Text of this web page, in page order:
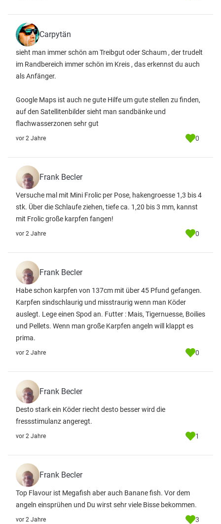
Carpytän
sieht man immer schön am Treibgut oder Schaum , der trudelt
im Randbereich immer schön im Kreis , das erkennst du auch
als Anfänger.
Google Maps ist auch ne gute Hilfe um gute stellen zu finden,
auf den Satellitenbilder sieht man sandbänke und
flachwasserzonen sehr gut
vor 2 Jahre 0
Frank Becler
Versuche mal mit Mini Frolic per Pose, hakengroesse 1,3 bis 4
stk. Über die Schlaufe ziehen, tiefe ca. 1,20 bis 3 mm, kannst
mit Frolic große karpfen fangen!
vor 2 Jahre 0
Frank Becler
Habe schon karpfen von 137cm mit über 45 Pfund gefangen.
Karpfen sindschlaurig und misstraurig wenn man Köder
auslegt. Lege einen Spod an. Futter : Mais, Tigernuesse, Boilies
und Pellets. Wenn man große Karpfen angeln will klappt es
prima.
vor 2 Jahre 0
Frank Becler
Desto stark ein Köder riecht desto besser wird die
fressstimulanz angeregt.
vor 2 Jahre 1
Frank Becler
Top Flavour ist Megafish aber auch Banane fish. Vor dem
angeln einsprühen und Du wirst sehr viele Bisse bekommen.
vor 2 Jahre 3